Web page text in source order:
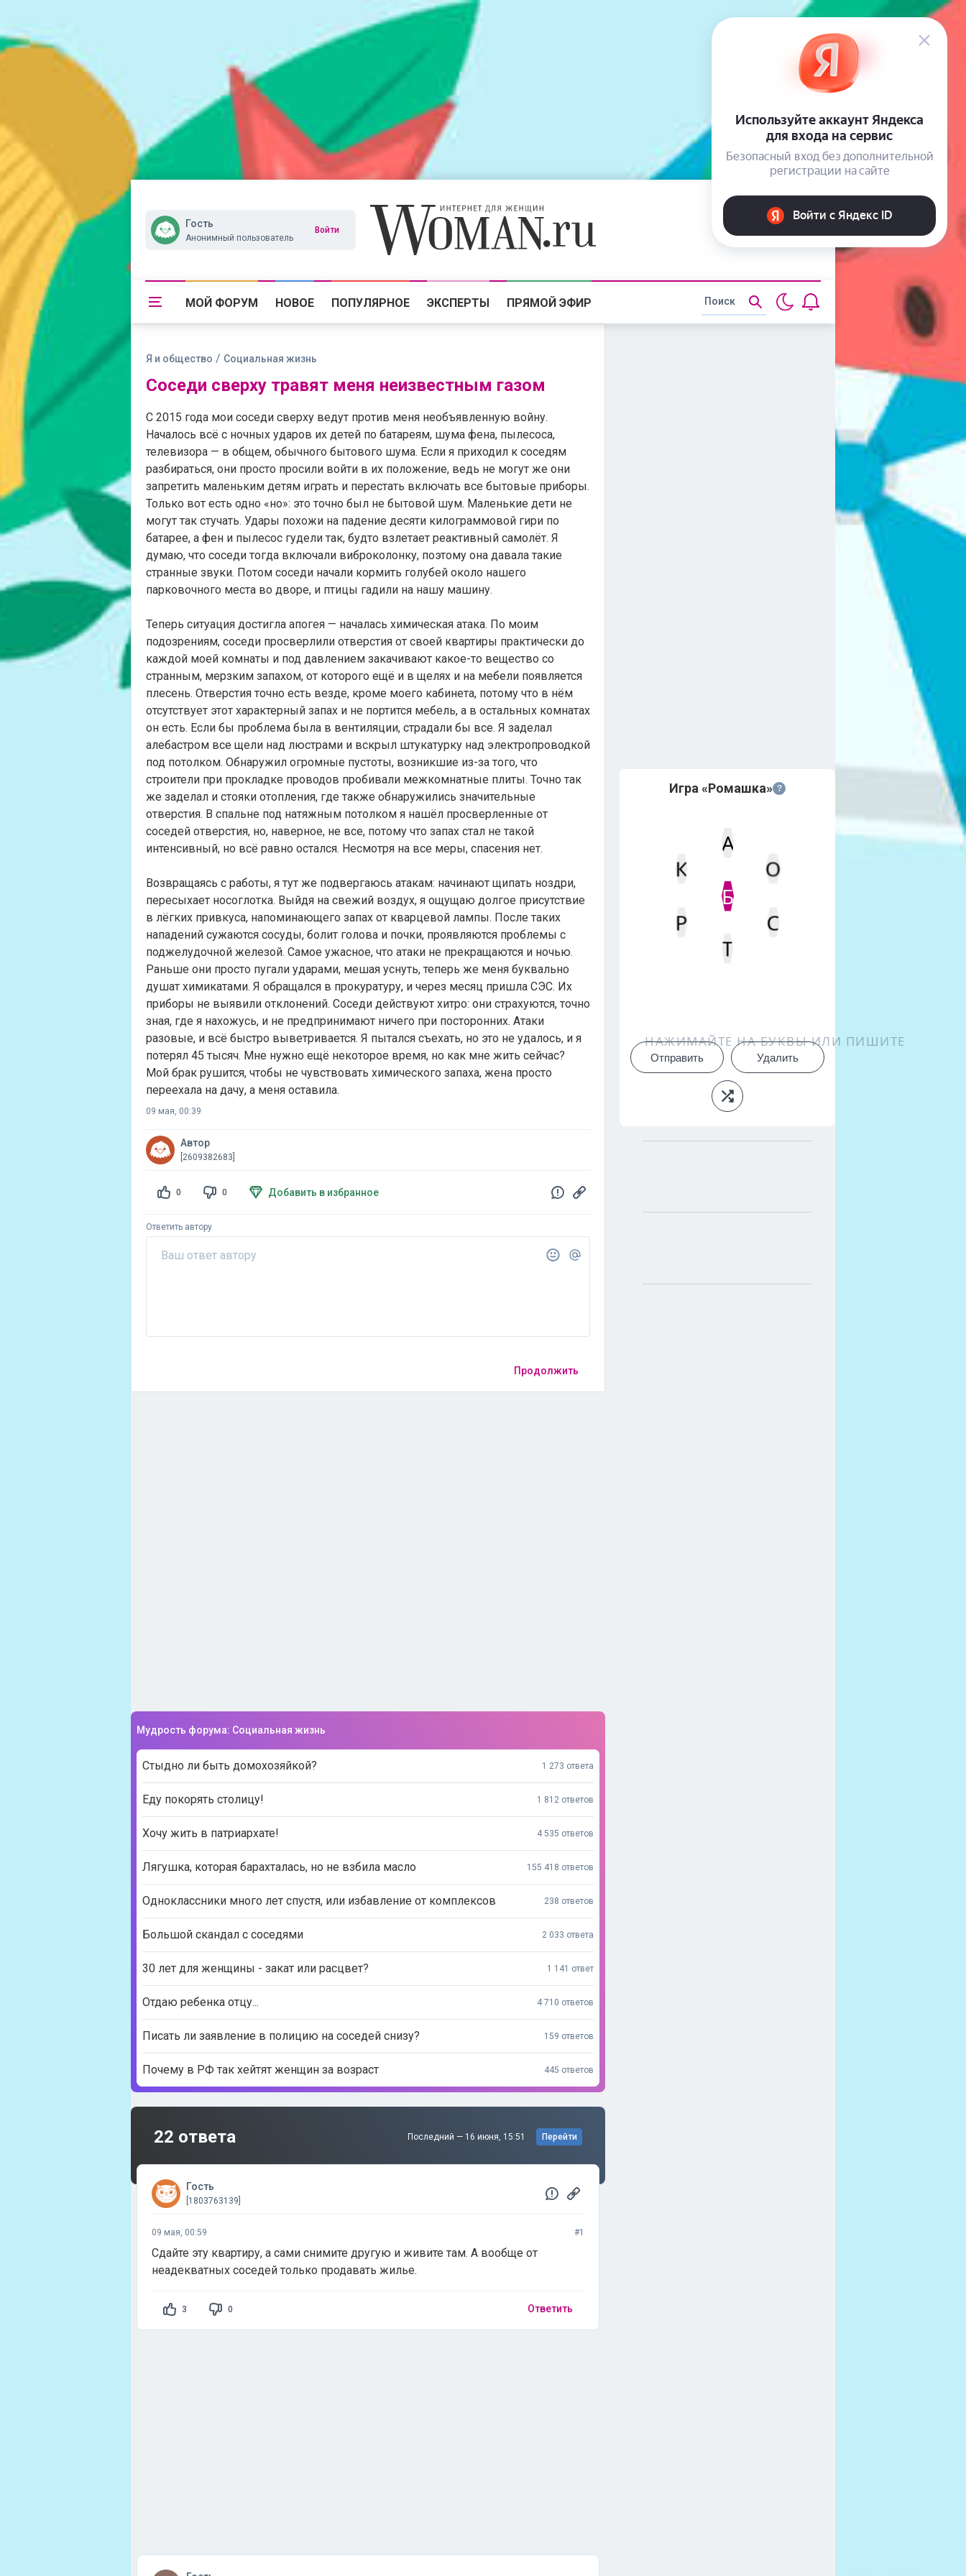
Гость
Анонимный пользователь
Войти
МОЙ ФОРУМ НОВОЕ ПОПУЛЯРНОЕ ЭКСПЕРТЫ ПРЯМОЙ ЭФИР
Я и общество / Социальная жизнь
Соседи сверху травят меня неизвестным газом
С 2015 года мои соседи сверху ведут против меня необъявленную войну.
Началось всё с ночных ударов их детей по батареям, шума фена, пылесоса,
телевизора — в общем, обычного бытового шума. Если я приходил к соседям
разбираться, они просто просили войти в их положение, ведь не могут же они
запретить маленьким детям играть и перестать включать все бытовые приборы.
Только вот есть одно «но»: это точно был не бытовой шум. Маленькие дети не
могут так стучать. Удары похожи на падение десяти килограммовой гири по
батарее, а фен и пылесос гудели так, будто взлетает реактивный самолёт. Я
думаю, что соседи тогда включали виброколонку, поэтому она давала такие
странные звуки. Потом соседи начали кормить голубей около нашего
парковочного места во дворе, и птицы гадили на нашу машину.
Теперь ситуация достигла апогея — началась химическая атака. По моим
подозрениям, соседи просверлили отверстия от своей квартиры практически до
каждой моей комнаты и под давлением закачивают какое-то вещество со
странным, мерзким запахом, от которого ещё и в щелях и на мебели появляется
плесень. Отверстия точно есть везде, кроме моего кабинета, потому что в нём
отсутствует этот характерный запах и не портится мебель, а в остальных комнатах
он есть. Если бы проблема была в вентиляции, страдали бы все. Я заделал
алебастром все щели над люстрами и вскрыл штукатурку над электропроводкой
под потолком. Обнаружил огромные пустоты, возникшие из-за того, что
строители при прокладке проводов пробивали межкомнатные плиты. Точно так
же заделал и стояки отопления, где также обнаружились значительные
отверстия. В спальне под натяжным потолком я нашёл просверленные от
соседей отверстия, но, наверное, не все, потому что запах стал не такой
интенсивный, но всё равно остался. Несмотря на все меры, спасения нет.
Возвращаясь с работы, я тут же подвергаюсь атакам: начинают щипать ноздри,
пересыхает носоглотка. Выйдя на свежий воздух, я ощущаю долгое присутствие
в лёгких привкуса, напоминающего запах от кварцевой лампы. После таких
нападений сужаются сосуды, болит голова и почки, проявляются проблемы с
поджелудочной железой. Самое ужасное, что атаки не прекращаются и ночью.
Раньше они просто пугали ударами, мешая уснуть, теперь же меня буквально
душат химикатами. Я обращался в прокуратуру, и через месяц пришла СЭС. Их
приборы не выявили отклонений. Соседи действуют хитро: они страхуются, точно
зная, где я нахожусь, и не предпринимают ничего при посторонних. Атаки
разовые, и всё быстро выветривается. Я пытался съехать, но это не удалось, и я
потерял 45 тысяч. Мне нужно ещё некоторое время, но как мне жить сейчас?
Мой брак рушится, чтобы не чувствовать химического запаха, жена просто
переехала на дачу, а меня оставила.
09 мая, 00:39
Автор
[2609382683]
0 0 Добавить в избранное
Ответить автору
Продолжить
Мудрость форума: Социальная жизнь
Стыдно ли быть домохозяйкой? 1 273 ответа
Еду покорять столицу! 1 812 ответов
Хочу жить в патриархате! 4 535 ответов
Лягушка, которая барахталась, но не взбила масло 155 418 ответов
Одноклассники много лет спустя, или избавление от комплексов 238 ответов
Большой скандал с соседями 2 033 ответа
30 лет для женщины - закат или расцвет? 1 141 ответ
Отдаю ребенка отцу... 4 710 ответов
Писать ли заявление в полицию на соседей снизу? 159 ответов
Почему в РФ так хейтят женщин за возраст 445 ответов
22 ответа Последний — 16 июня, 15:51 Перейти
Гость
[1803763139]
09 мая, 00:59 #1
Сдайте эту квартиру, а сами снимите другую и живите там. А вообще от
неадекватных соседей только продавать жилье.
3 0 Ответить
Игра «Ромашка» ?
Мин. кол-во очков
Б
А
К
О
Р
С
Т
НАЖИМАЙТЕ НА БУКВЫ ИЛИ ПИШИТЕ
Отправить Удалить